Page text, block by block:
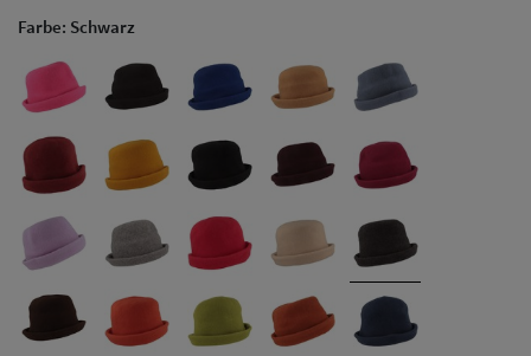
Herren Caps
Herren
Herren UV-
Farbe: Schwarz